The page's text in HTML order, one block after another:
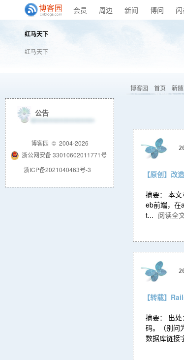
会员 周边 新闻 博问
红马天下
红马天下
博客园 首页 新
【原创】
摘要： 本
eb前端，在
t... 阅读全
【转载】
摘要： 出
码。（别问
数据库链接
公告
博客园 © 2004-2026
浙公网安备 33010602011771号
浙ICP备2021040463号-3